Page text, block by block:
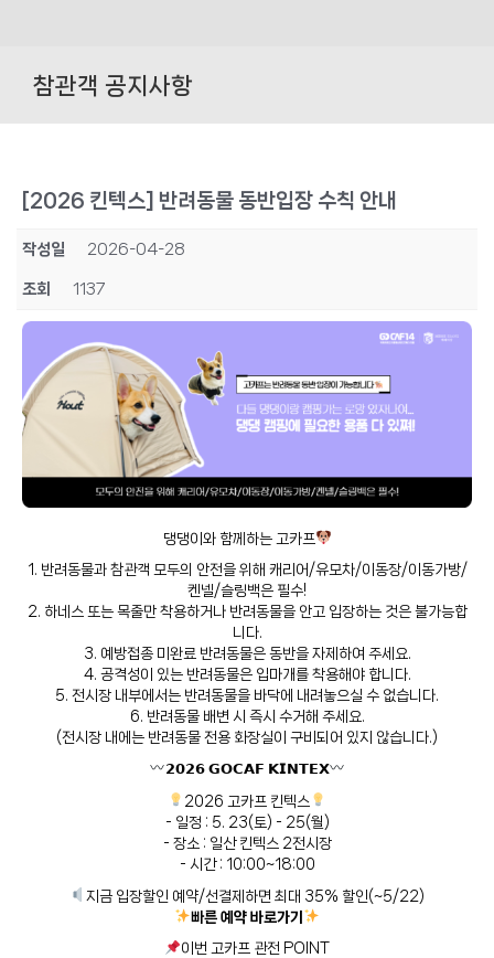
content참관객 공지사항
[2026 킨텍스] 반려동물 동반입장 수칙 안내
작성일 2026-04-28
조회 1137
댕댕이와 함께하는 고카프
1. 반려동물과 참관객 모두의 안전을 위해 캐리어/유모차/이동장/이동가방/
켄넬/슬링백은 필수!
2. 하네스 또는 목줄만 착용하거나 반려동물을 안고 입장하는 것은 불가능합
니다.
3. 예방접종 미완료 반려동물은 동반을 자제하여 주세요.
4. 공격성이 있는 반려동물은 입마개를 착용해야 합니다.
5. 전시장 내부에서는 반려동물을 바닥에 내려놓으실 수 없습니다.
6. 반려동물 배변 시 즉시 수거해 주세요.
(전시장 내에는 반려동물 전용 화장실이 구비되어 있지 않습니다.)
𝟮𝟬𝟮𝟲 𝗚𝗢𝗖𝗔𝗙 𝗞𝗜𝗡𝗧𝗘𝗫
2026 고카프 킨텍스
- 일정 : 5. 23(토) - 25(월)
- 장소 : 일산 킨텍스 2전시장
- 시간 : 10:00~18:00
지금 입장할인 예약/선결제하면 최대 35% 할인(~5/22)
빠른 예약 바로가기
이번 고카프 관전 POINT